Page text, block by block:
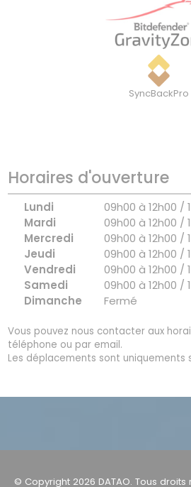
SyncBackPro
Horaires d'ouverture
Lundi
09h00 à 12h00 /
Mardi
09h00 à 12h00 /
Mercredi
09h00 à 12h00 /
Jeudi
09h00 à 12h00 /
Vendredi
09h00 à 12h00 /
Samedi
09h00 à 12h00 /
Dimanche
Fermé
Vous pouvez nous contacter aux
téléphone ou par email.
Les déplacements sont uniquements
© Copyright 2026 DATAO. Tous